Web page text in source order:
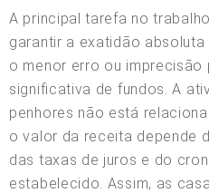
A principal tarefa no
garantir a exatidão
o menor erro ou imprecisão
significativa de fundos. A
penhores não está
o valor da receita depende
das taxas de juros e do
estabelecido. Assim, as